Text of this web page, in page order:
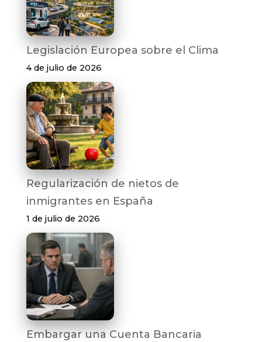
Legislación Europea sobre el Clima
4 de julio de 2026
Regularización de nietos de
inmigrantes en España
1 de julio de 2026
Embargar una Cuenta Bancaria